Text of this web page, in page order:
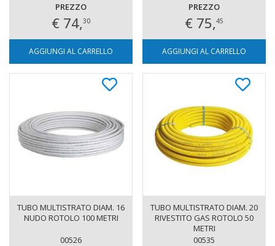
PREZZO
€ 74,30
AGGIUNGI AL CARRELLO
PREZZO
€ 75,45
AGGIUNGI AL CARRELLO
TUBO MULTISTRATO DIAM. 16
NUDO ROTOLO 100 METRI
00526
TUBO MULTISTRATO DIAM. 20
RIVESTITO GAS ROTOLO 50
METRI
00535